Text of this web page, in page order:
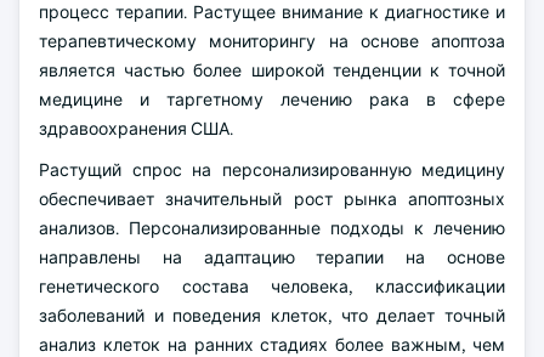
процесс терапии. Растущее внимание к диагностике и
терапевтическому мониторингу на основе апоптоза
является частью более широкой тенденции к точной
медицине и таргетному лечению рака в сфере
здравоохранения США.
Растущий спрос на персонализированную медицину
обеспечивает значительный рост рынка апоптозных
анализов. Персонализированные подходы к лечению
направлены на адаптацию терапии на основе
генетического состава человека, классификации
заболеваний и поведения клеток, что делает точный
анализ клеток на ранних стадиях более важным, чем